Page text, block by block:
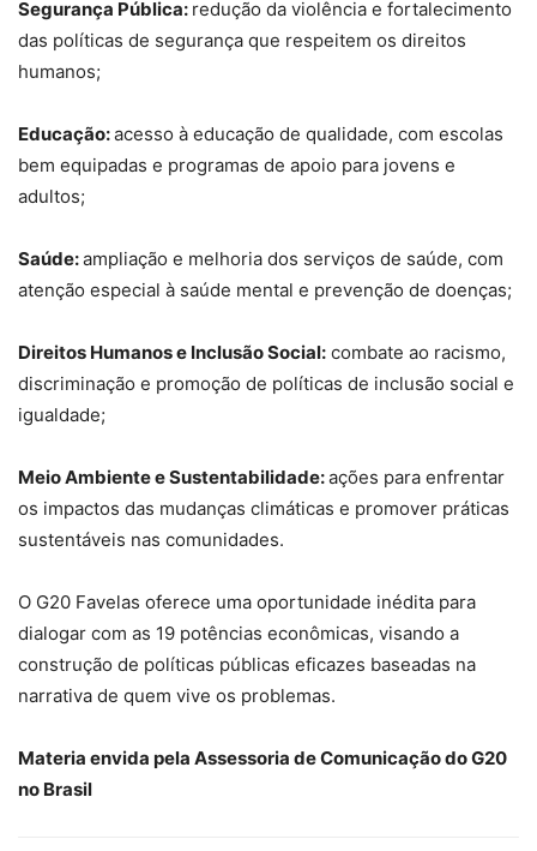
Segurança Pública: redução da violência e fortalecimento
das políticas de segurança que respeitem os direitos
humanos;
Educação:acesso à educação de qualidade, com escolas
bem equipadas e programas de apoio para jovens e
adultos;
Saúde:ampliação e melhoria dos serviços de saúde, com
atenção especial à saúde mental e prevenção de doenças;
Direitos Humanos e Inclusão Social: combate ao racismo,
discriminação e promoção de políticas de inclusão social e
igualdade;
Meio Ambiente e Sustentabilidade:ações para enfrentar
os impactos das mudanças climáticas e promover práticas
sustentáveis nas comunidades.
O G20 Favelas oferece uma oportunidade inédita para
dialogar com as 19 potências econômicas, visando a
construção de políticas públicas eficazes baseadas na
narrativa de quem vive os problemas.
Materia envida pela Assessoria de Comunicação do G20
no Brasil